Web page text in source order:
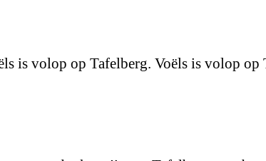
is volop op Tafelberg. Voëls is volop op